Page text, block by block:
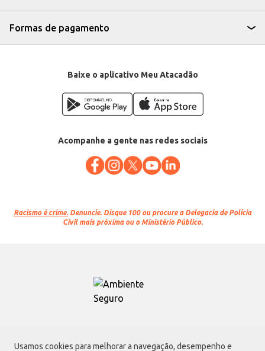
Usamos cookies para melhorar a navegação, desempenho e
Formas de pagamento
Baixe o aplicativo Meu Atacadão
Acompanhe a gente nas redes sociais
Racismo é crime. Denuncie. Disque 100 ou procure a Delegacia de Polícia
Civil mais próxima ou o Ministério Público.
Atacadão S.A.